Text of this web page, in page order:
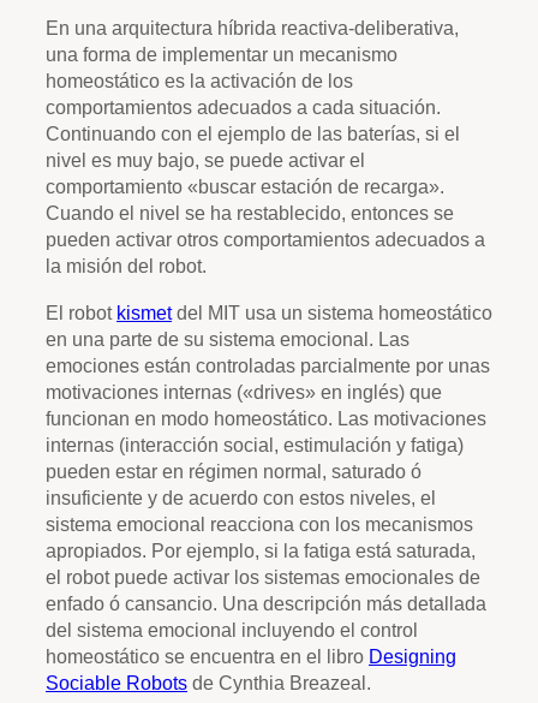
En una arquitectura híbrida reactiva-deliberativa,
una forma de implementar un mecanismo
homeostático es la activación de los
comportamientos adecuados a cada situación.
Continuando con el ejemplo de las baterías, si el
nivel es muy bajo, se puede activar el
comportamiento «buscar estación de recarga».
Cuando el nivel se ha restablecido, entonces se
pueden activar otros comportamientos adecuados a
la misión del robot.
El robot kismetdel MIT usa un sistema homeostático
en una parte de su sistema emocional. Las
emociones están controladas parcialmente por unas
motivaciones internas («drives» en inglés) que
funcionan en modo homeostático. Las motivaciones
internas (interacción social, estimulación y fatiga)
pueden estar en régimen normal, saturado ó
insuficiente y de acuerdo con estos niveles, el
sistema emocional reacciona con los mecanismos
apropiados. Por ejemplo, si la fatiga está saturada,
el robot puede activar los sistemas emocionales de
enfado ó cansancio. Una descripción más detallada
del sistema emocional incluyendo el control
homeostático se encuentra en el libro Designing
Sociable Robots de Cynthia Breazeal.